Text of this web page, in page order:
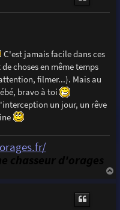
C'est jamais facile dans ces
choses en même temps
filmer...). Mais au
bravo à toi
un jour, un rêve
chasseur d'orages